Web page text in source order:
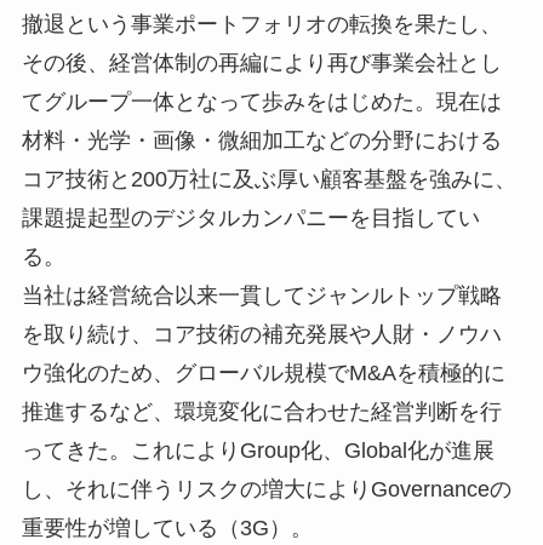
撤退という事業ポートフォリオの転換を果たし、
その後、経営体制の再編により再び事業会社とし
てグループ一体となって歩みをはじめた。現在は
材料・光学・画像・微細加工などの分野における
コア技術と200万社に及ぶ厚い顧客基盤を強みに、
課題提起型のデジタルカンパニーを目指してい
る。
当社は経営統合以来一貫してジャンルトップ戦略
を取り続け、コア技術の補充発展や人財・ノウハ
ウ強化のため、グローバル規模でM&Aを積極的に
推進するなど、環境変化に合わせた経営判断を行
ってきた。これによりGroup化、Global化が進展
し、それに伴うリスクの増大によりGovernanceの
重要性が増している（3G）。